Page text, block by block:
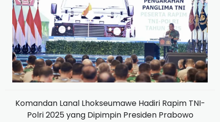
Komandan Lanal Lhokseumawe Hadiri Rapim TNI-
Polri 2025 yang Dipimpin Presiden Prabowo